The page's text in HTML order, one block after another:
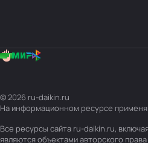
© 2026 ru-daikin.ru
На информационном ресурсе
Все ресурсы сайта ru-daikin.ru,
являются объектами авторского